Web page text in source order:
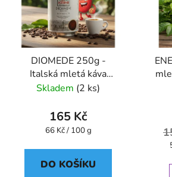
DIOMEDE 250g -
Italská mletá káva
plechová dóza Caffe
Skladem (2 ks)
165 Kč
Měrná
66 Kč / 100 g
DO KOŠÍKU